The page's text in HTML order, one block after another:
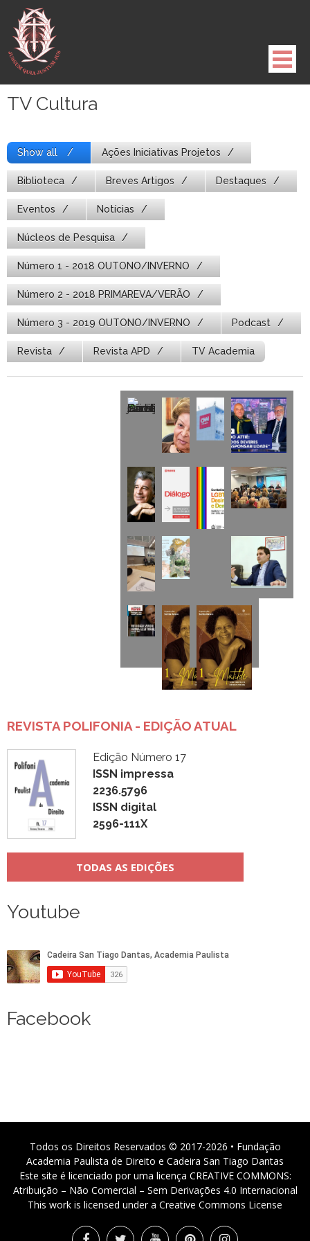
para
conteúdo
TV Cultura
Show all Ações Iniciativas Projetos
Biblioteca Breves Artigos Destaques
Eventos Notícias
Núcleos de Pesquisa
Número 1 - 2018 OUTONO/INVERNO
Número 2 - 2018 PRIMAREVA/VERÃO
Número 3 - 2019 OUTONO/INVERNO Podcast
Revista Revista APD TV Academia
REVISTA POLIFONIA - EDIÇÃO ATUAL
Edição Número 17
ISSN impressa
2236.5796
ISSN digital
2596-111X
TODAS AS EDIÇÕES
Youtube
Facebook
Todos os Direitos Reservados © 2017-2026 • Fundação
Academia Paulista de Direito e Cadeira San Tiago Dantas
Este site é licenciado por uma licença CREATIVE COMMONS:
Atribuição – Não Comercial – Sem Derivações 4.0 Internacional
This work is licensed under a Creative Commons License